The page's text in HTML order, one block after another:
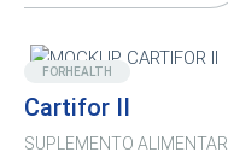
Destaque
FORHEALTH
Cartifor II
SUPLEMENTO ALIMENTAR